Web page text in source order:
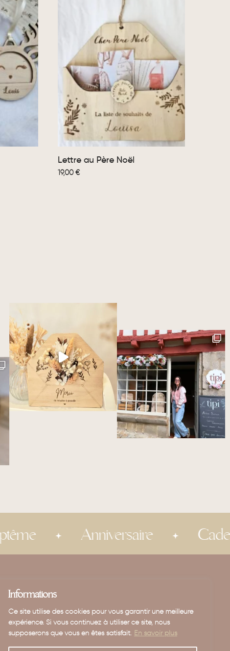
Informations
Ce site utilise des cookies pour vous garantir une meilleure
expérience. Si vous continuez à utiliser ce site, nous
supposerons que vous en êtes satisfait. En savoir plus
Lettre au Père Noël
19,00€
Anniversaire Cadeau
E-shop
Maison
Mariage - Baptême